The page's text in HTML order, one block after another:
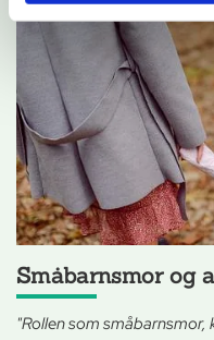
Småbarnsmor og
"Rollen som